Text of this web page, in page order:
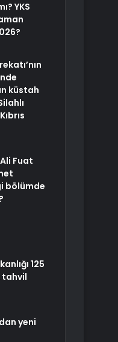
YKS
küstah
Fuat
bölümde
125
tahvil
yeni